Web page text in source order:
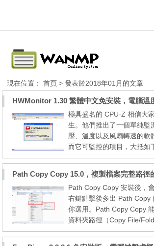
現在位置：首頁 > 發表於2018年01月的文章
極具盛名的 CPU-Z 相信大
生。他們推出了一個單純監
壓、溫度以及風扇轉速的軟
而它可監控的項目，大抵如
壓、CPU 風扇轉速、CPU
以及硬碟機溫度。若您擔心
是覺得風扇運作不太正常，
WMonitor 來幫我們做時時
or is a hardware monitoring
ads PC systems main ...
Path Copy Copy 15.0，複製檔案完整路徑
Path Copy Copy 安裝後，
右鍵點擊後多出 Path Copy
你選用。Path Copy Copy
資料夾路徑（Copy File/
項，複製檔名、上層目錄路
複製短檔名...等功能，可以